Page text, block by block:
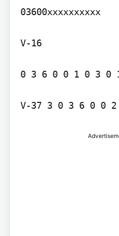
03600xxxxxxxxxx
V-16
0 3 6 0 0 1 0 3 0
V-37 3 0 3 6 0 0